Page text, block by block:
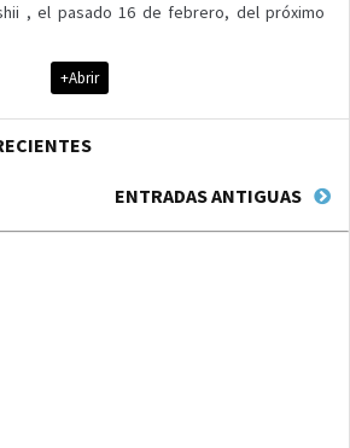
, el pasado 16 de febrero, del próximo
+Abrir
ENTRADAS ANTIGUAS